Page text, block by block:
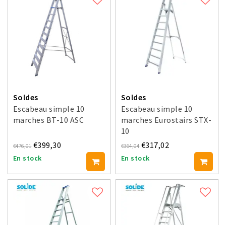
Soldes
Escabeau simple 10
marches BT-10 ASC
€476,01 €399,30
En stock
Soldes
Escabeau simple 10
marches Eurostairs STX-
10
€364,04 €317,02
En stock